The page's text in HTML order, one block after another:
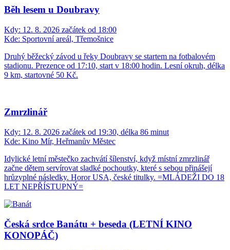
Běh lesem u Doubravy
Kdy: 12. 8. 2026 začátek od 18:00
Kde: Sportovní areál, Třemošnice
Druhý běžecký závod u řeky Doubravy se startem na fotbalovém
stadionu. Prezence od 17:10, start v 18:00 hodin. Lesní okruh, délka
9 km, startovné 50 Kč.
Zmrzlinář
Kdy: 12. 8. 2026 začátek od 19:30, délka 86 minut
Kde: Kino Mír, Heřmanův Městec
Idylické letní městečko zachvátí šílenství, když místní zmrzlinář
začne dětem servírovat sladké pochoutky, které s sebou přinášejí
hrůzyplné následky. Horor USA, české titulky. =MLÁDEŽI DO 18
LET NEPŘÍSTUPNÝ=
Česká srdce Banátu + beseda (LETNÍ KINO
KONOPÁČ)